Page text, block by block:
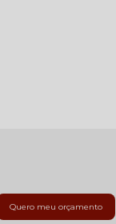
Quero meu orçamento